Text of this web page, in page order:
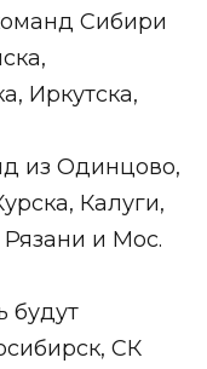
Сибири
Иркутска,
из Одинцово,
Калуги,
и Мос.
СК